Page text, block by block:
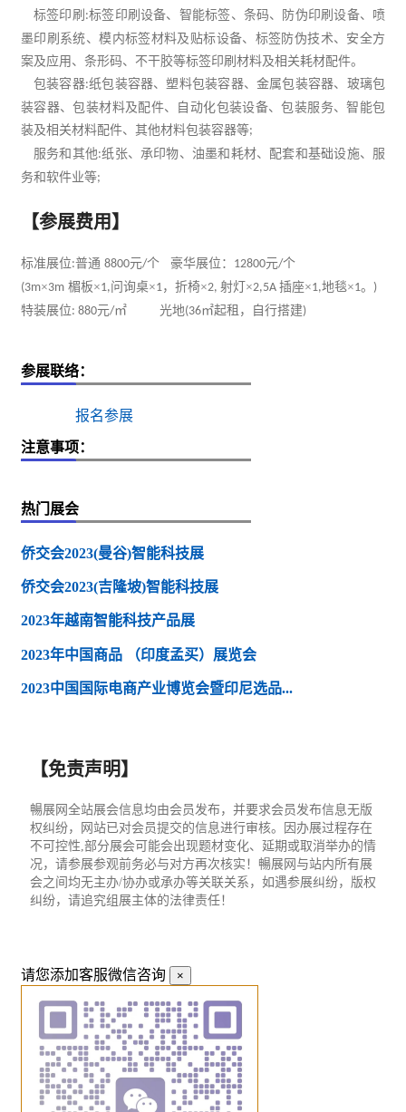
标签印刷 :标签印刷设备、智能标签、条码、防伪印刷设备、喷
墨印刷系统、模内标签材料及贴标设备、标签防伪技术、安全方
案及应用、条形码、不干胶等标签印刷材料及相关耗材配件。
包装容器:纸包装容器、塑料包装容器、金属包装容器、玻璃包
装容器、包装材料及配件、自动化包装设备、包装服务、智能包
装及相关材料配件、其他材料包装容器等;
服务和其他:纸张、承印物、油墨和耗材、配套和基础设施、服
务和软件业等;
【参展费用】
标准展位:普通 8800元/个 豪华展位： 12800元/个
(3m×3m 楣板×1,问询桌×1，折椅×2, 射灯×2,5A 插座×1,地毯×1。 )
特装展位: 880元/㎡ 光地(36㎡起租，自行搭建)
参展联络：
报名参展
注意事项：
热门展会
侨交会2023(曼谷)智能科技展
侨交会2023(吉隆坡)智能科技展
2023年越南智能科技产品展
2023年中国商品 （印度孟买）展览会
2023中国国际电商产业博览会暨印尼选品...
【免责声明】
暢展网全站展会信息均由会员发布，并要求会员发布信息无版
权纠纷，网站已对会员提交的信息进行审核。因办展过程存在
不可控性,部分展会可能会出现题材变化、延期或取消举办的情
况，请参展参观前务必与对方再次核实！暢展网与站内所有展
会之间均无主办/协办或承办等关联关系，如遇参展纠纷，版权
纠纷，请追究组展主体的法律责任！
请您添加客服微信咨询 ×